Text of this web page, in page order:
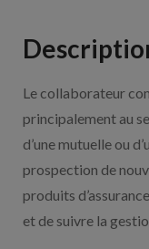
Le collaborateur
principalement au
d’une mutuelle ou
prospection de
produits
et de suivre la